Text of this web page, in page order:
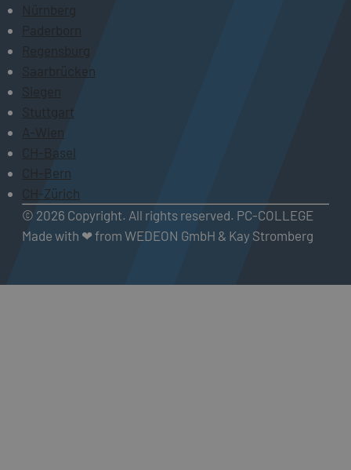
Nürnberg
Paderborn
Regensburg
Saarbrücken
Siegen
Stuttgart
A-Wien
CH-Basel
CH-Bern
CH-Zürich
© 2026 Copyright. All rights reserved. PC-COLLEGE
Made with ❤ from WEDEON GmbH & Kay Stromberg